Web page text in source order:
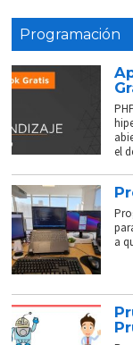
Programación
el
a